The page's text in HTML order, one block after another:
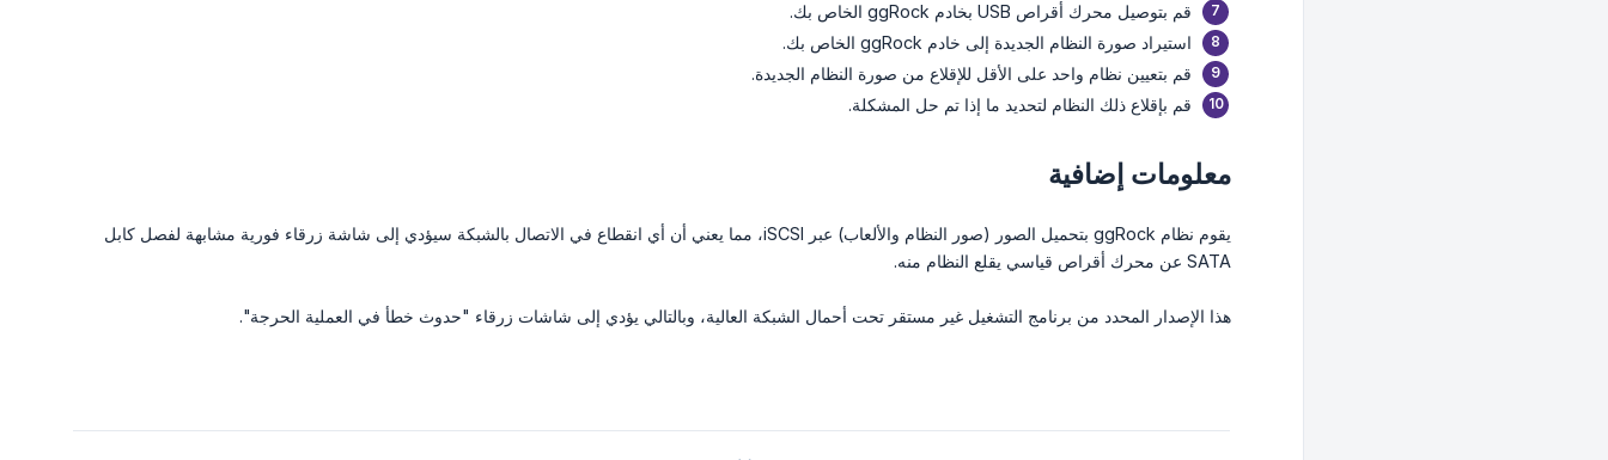
قم بتوصيل محرك أقراص USB بخادم ggRock الخاص بك.
استيراد صورة النظام الجديدة إلى خادم ggRock الخاص بك.
قم بتعيين نظام واحد على الأقل للإقلاع من صورة النظام الجديدة.
قم بإقلاع ذلك النظام لتحديد ما إذا تم حل المشكلة.
معلومات إضافية
يقوم نظام ggRock بتحميل الصور (صور النظام والألعاب) عبر iSCSI، مما يعني أن أي انقطاع في الاتصال بالشبكة سيؤدي إلى شاشة زرقاء فورية مشابهة لفصل كابل
SATA عن محرك أقراص قياسي يقلع النظام منه.
هذا الإصدار المحدد من برنامج التشغيل غير مستقر تحت أحمال الشبكة العالية، وبالتالي يؤدي إلى شاشات زرقاء "حدوث خطأ في العملية الحرجة".